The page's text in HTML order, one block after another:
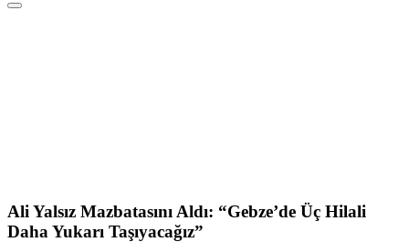
Ali Yalsız Mazbatasını Aldı: “Gebze’de Üç Hilali
Daha Yukarı Taşıyacağız”